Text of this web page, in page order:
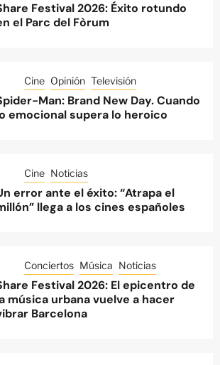
Festival 2026: Éxito rotundo
el Parc del Fòrum
Cine Opinión Televisión
Man: Brand New Day. Cuando
emocional supera lo heroico
Cine Noticias
error ante el éxito: “Atrapa el
llega a los cines españoles
Conciertos Música Noticias
Festival 2026: El epicentro de
música urbana vuelve a hacer
Barcelona